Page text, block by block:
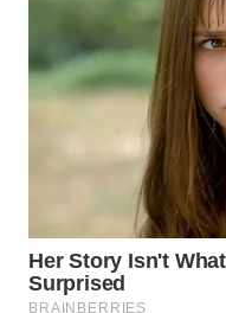
KONSUMEN
WAHANA